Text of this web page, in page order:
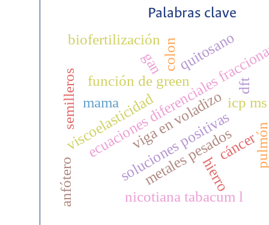
Palabras clave
ecuaciones diferenciales
viga en voladizo
soluciones positivas
función de green
viscoelasticidad
metales pesados
hierro
cáncer
mama
colon
icp ms
quitosano
nicotiana tabacum l
semilleros
biofertilización
gan
dft
anfótero